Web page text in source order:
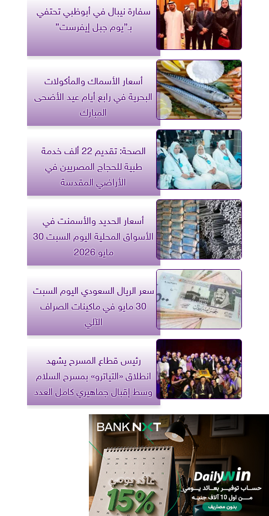
سفارة نيبال في أبوظبي تحتفي
بـ”يوم جبل إيفرست”
أسعار الأسماك والمأكولات
البحرية في رابع أيام عيد الأضحى
المبارك
الصحة: تقديم 22 ألف خدمة
طبية للحجاج المصريين في
الأراضي المقدسة
أسعار الحديد والأسمنت في
الأسواق المحلية اليوم السبت 30
مايو 2026
سعر الريال السعودي اليوم السبت
30 مايو في ماكينات الصراف
الآلي
رئيس قطاع المسرح يشهد
انطلاق «التياترو» بمسرح السلام
وسط إقبال جماهيري كامل العدد